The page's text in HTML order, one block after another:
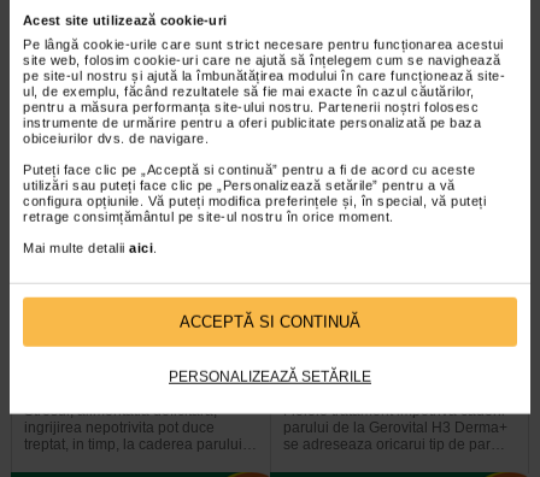
Acest site utilizează cookie-uri
Pe lângă cookie-urile care sunt strict necesare pentru funcționarea acestui
site web, folosim cookie-uri care ne ajută să înțelegem cum se navighează
pe site-ul nostru și ajută la îmbunătățirea modului în care funcționează site-
ul, de exemplu, făcând rezultatele să fie mai exacte în cazul căutărilor,
pentru a măsura performanța site-ului nostru. Partenerii noștri folosesc
instrumente de urmărire pentru a oferi publicitate personalizată pe baza
obiceiurilor dvs. de navigare.
Puteți face clic pe „Acceptă si continuă” pentru a fi de acord cu aceste
utilizări sau puteți face clic pe „Personalizează setările” pentru a vă
configura opțiunile. Vă puteți modifica preferințele și, în special, vă puteți
retrage consimțământul pe site-ul nostru în orice moment.
Mai multe detalii aici.
ACCEPTĂ SI CONTINUĂ
PERSONALIZEAZĂ SETĂRILE
Produsele Difeel Pro-Growth sunt
formule fortificate infuzate cu
biotina si promoveaza cresterea…
hraneste profund; Uleiul de…
-40% Preț întreg:
Preț redus: 36.06 Lei
Stresul, alimentatia deficitara,
ingrijirea nepotrivita pot duce
treptat, in timp, la caderea parului…
Preț redus: 78,36 Lei
Fiolele tratament impotriva caderii
parului de la Gerovital H3 Derma+
se adreseaza oricarui tip de par…